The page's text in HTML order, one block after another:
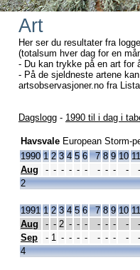
Art
Her ser du resultater fra
(totalsum hver dag for en
- Du kan trykke på en art for
- På de sjeldneste artene
artsobservasjoner.no fra
Dagslogg - 1990 til i dag i
Havsvale European Storm-
1990 1 2 3 4 5 6 7 8 9 10 11
Aug
- - - - - - - - - - -
2
1991 1 2 3 4 5 6 7 8 9 10 11
Aug
- - 2 - - - - - - - -
Sep
- 1 - - - - - - - - -
4